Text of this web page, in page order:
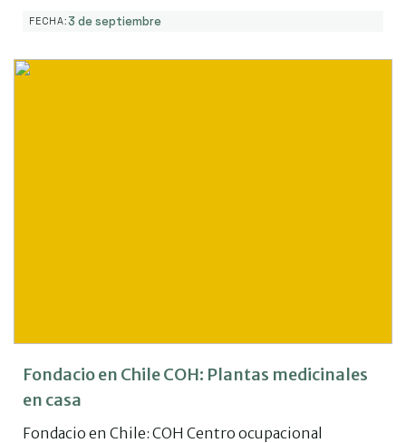
FECHA:3 de septiembre
Fondacio en Chile COH: Plantas medicinales
en casa
Fondacio en Chile: COH Centro ocupacional